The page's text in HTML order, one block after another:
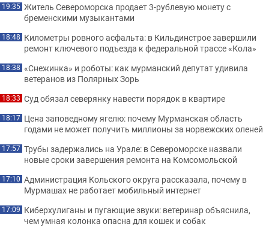
19:35 Житель Североморска продает 3-рублевую монету с
бременскими музыкантами
18:48 Километры ровного асфальта: в Кильдинстрое завершили
ремонт ключевого подъезда к федеральной трассе «Кола»
18:38 «Снежинка» и роботы: как мурманский депутат удивила
ветеранов из Полярных Зорь
18:33 Суд обязал северянку навести порядок в квартире
18:17 Цена заповедному ягелю: почему Мурманская область
годами не может получить миллионы за норвежских оленей
17:57 Трубы задержались на Урале: в Североморске назвали
новые сроки завершения ремонта на Комсомольской
17:10 Администрация Кольского округа рассказала, почему в
Мурмашах не работает мобильный интернет
17:09 Киберхулиганы и пугающие звуки: ветеринар объяснила,
чем умная колонка опасна для кошек и собак